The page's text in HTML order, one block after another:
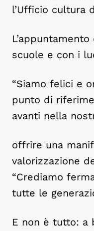
l’Ufficio cultura
scuole e con i
“Siamo felici e
punto di
avanti nella
offrire una
valorizzazione
“Crediamo
tutte le
E non è tutto: a